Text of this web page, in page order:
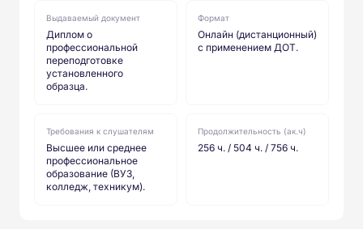
Выдаваемый документ
Диплом о
профессиональной
переподготовке
установленного
образца.
Формат
Онлайн (дистанционный)
с применением ДОТ.
Требования к слушателям
Высшее или среднее
профессиональное
образование (ВУЗ,
колледж, техникум).
Продолжительность (ак.ч)
256 ч. / 504 ч. / 756 ч.